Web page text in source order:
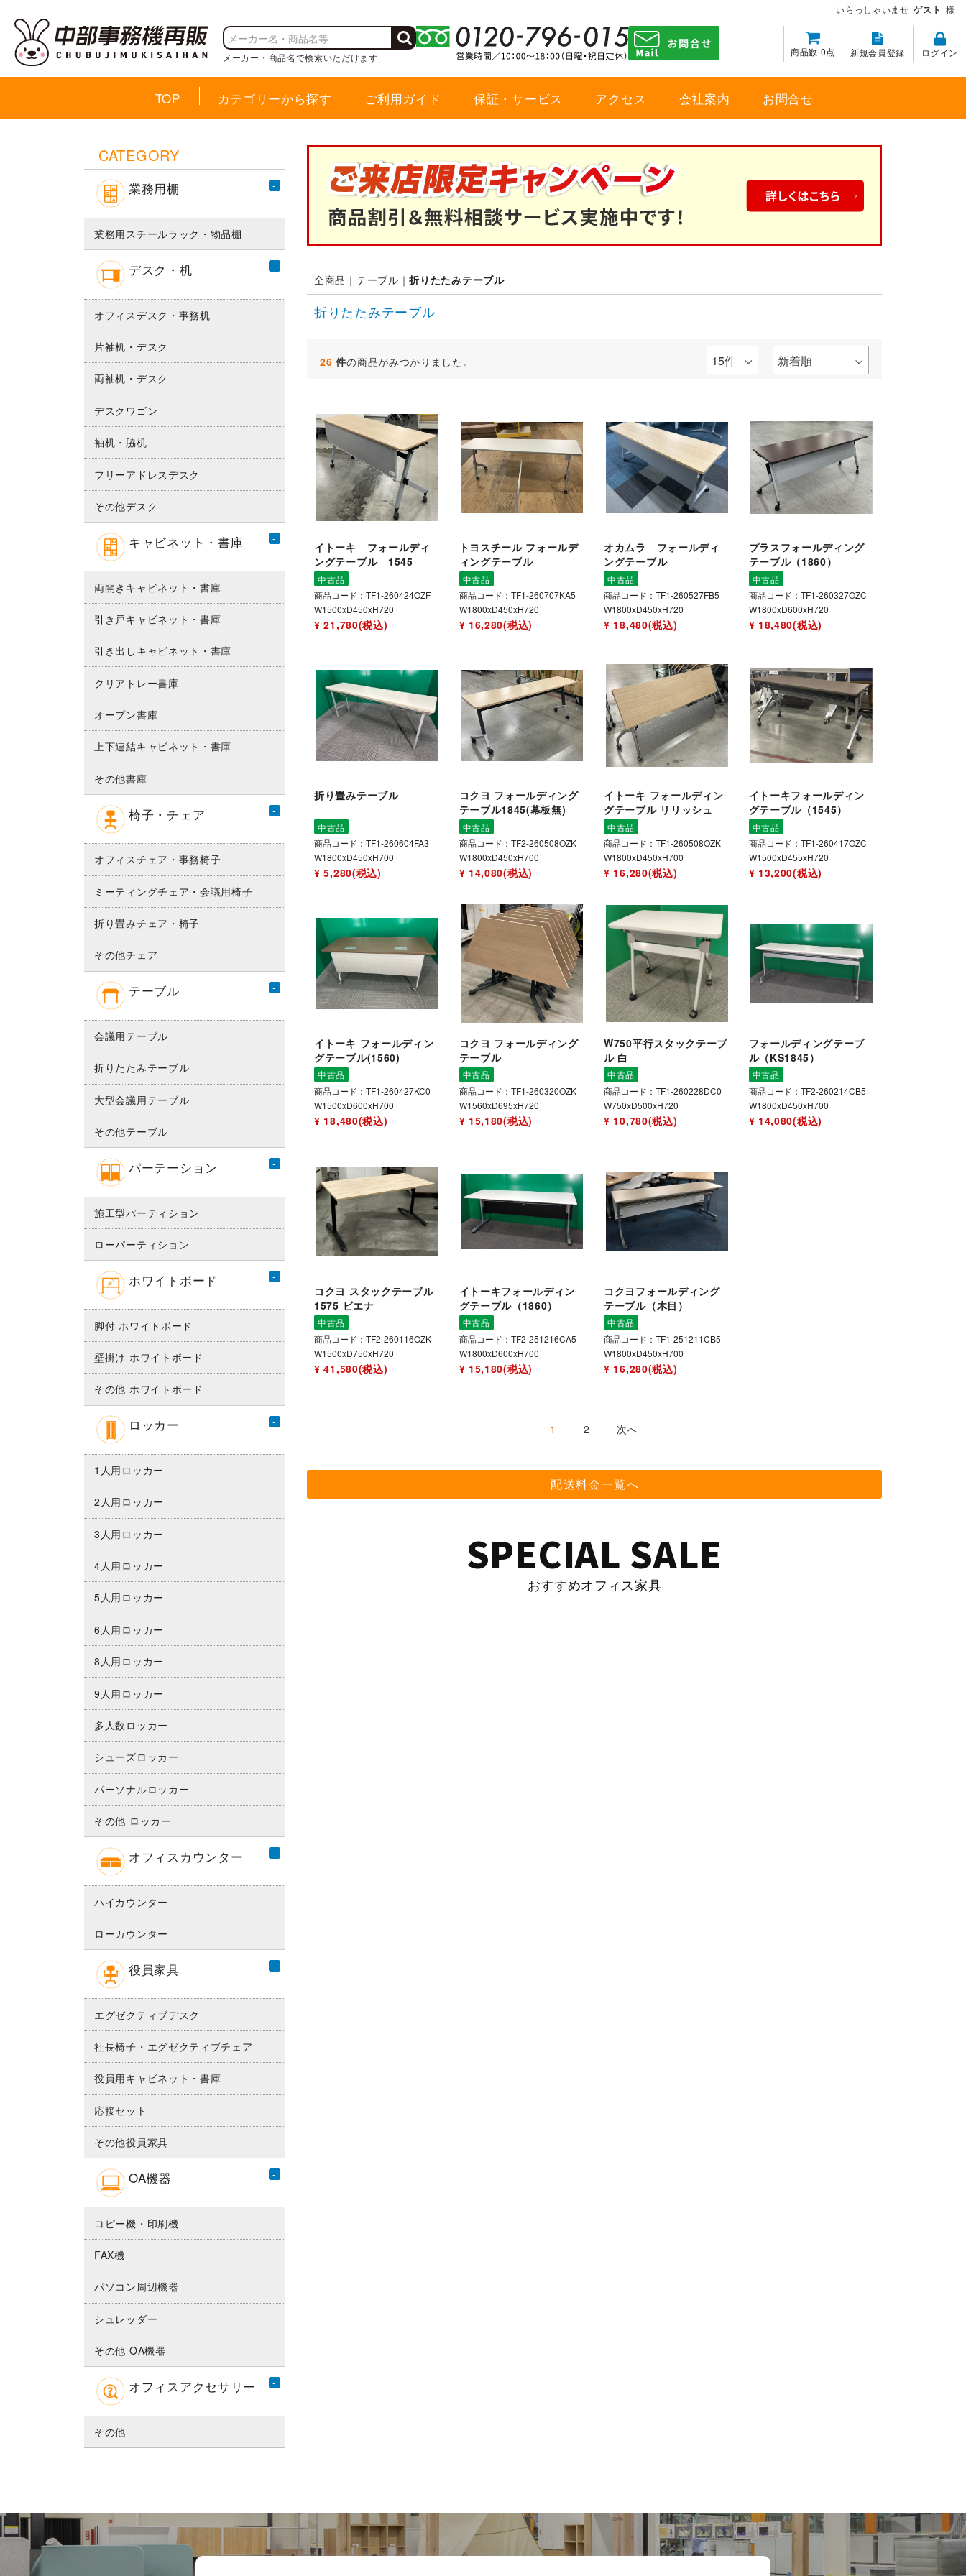
いらっしゃいませ ゲスト 様
新規会員登録 ログイン
商品数 0点
メーカー・商品名で検索いただけます
TOP カテゴリーから探す ご利用ガイド 保証・サービス アクセス 会社案内 お問合せ
CATEGORY
業務用棚
業務用スチールラック・物品棚
デスク・机
オフィスデスク・事務机
片袖机・デスク
両袖机・デスク
デスクワゴン
袖机・脇机
フリーアドレスデスク
その他デスク
キャビネット・書庫
両開きキャビネット・書庫
引き戸キャビネット・書庫
引き出しキャビネット・書庫
クリアトレー書庫
オープン書庫
上下連結キャビネット・書庫
その他書庫
椅子・チェア
オフィスチェア・事務椅子
ミーティングチェア・会議用椅子
折り畳みチェア・椅子
その他チェア
テーブル
会議用テーブル
折りたたみテーブル
大型会議用テーブル
その他テーブル
パーテーション
施工型パーティション
ローパーティション
ホワイトボード
脚付 ホワイトボード
壁掛け ホワイトボード
その他 ホワイトボード
ロッカー
1人用ロッカー
2人用ロッカー
3人用ロッカー
4人用ロッカー
5人用ロッカー
6人用ロッカー
8人用ロッカー
9人用ロッカー
多人数ロッカー
シューズロッカー
パーソナルロッカー
その他 ロッカー
オフィスカウンター
ハイカウンター
ローカウンター
役員家具
エグゼクティブデスク
社長椅子・エグゼクティブチェア
役員用キャビネット・書庫
応接セット
その他役員家具
OA機器
コピー機・印刷機
FAX機
パソコン周辺機器
シュレッダー
その他 OA機器
オフィスアクセサリー
その他
全商品 テーブル 折りたたみテーブル
折りたたみテーブル
26 件の商品がみつかりました。
イトーキ フォールディ
ングテーブル 1545
中古品
商品コード：TF1-260424OZF
W1500xD450xH720
¥ 21,780(税込)
トヨスチール フォールデ
ィングテーブル
中古品
商品コード：TF1-260707KA5
W1800xD450xH720
¥ 16,280(税込)
オカムラ フォールディ
ングテーブル
中古品
商品コード：TF1-260527FB5
W1800xD450xH720
¥ 18,480(税込)
プラスフォールディング
テーブル（1860）
中古品
商品コード：TF1-260327OZC
W1800xD600xH720
¥ 18,480(税込)
折り畳みテーブル
中古品
商品コード：TF1-260604FA3
W1800xD450xH700
¥ 5,280(税込)
コクヨ フォールディング
テーブル1845(幕板無)
中古品
商品コード：TF2-260508OZK
W1800xD450xH700
¥ 14,080(税込)
イトーキ フォールディン
グテーブル リリッシュ
中古品
商品コード：TF1-260508OZK
W1800xD450xH700
¥ 16,280(税込)
イトーキフォールディン
グテーブル（1545）
中古品
商品コード：TF1-260417OZC
W1500xD455xH720
¥ 13,200(税込)
イトーキ フォールディン
グテーブル(1560)
中古品
商品コード：TF1-260427KC0
W1500xD600xH700
¥ 18,480(税込)
コクヨ フォールディング
テーブル
中古品
商品コード：TF1-260320OZK
W1560xD695xH720
¥ 15,180(税込)
W750平行スタックテーブ
ル 白
中古品
商品コード：TF1-260228DC0
W750xD500xH720
¥ 10,780(税込)
フォールディングテーブ
ル（KS1845）
中古品
商品コード：TF2-260214CB5
W1800xD450xH700
¥ 14,080(税込)
コクヨ スタックテーブル
1575 ビエナ
中古品
商品コード：TF2-260116OZK
W1500xD750xH720
¥ 41,580(税込)
イトーキフォールディン
グテーブル（1860）
中古品
商品コード：TF2-251216CA5
W1800xD600xH700
¥ 15,180(税込)
コクヨフォールディング
テーブル（木目）
中古品
商品コード：TF1-251211CB5
W1800xD450xH700
¥ 16,280(税込)
1 2 次へ
配送料金一覧へ
SPECIAL SALE
おすすめオフィス家具